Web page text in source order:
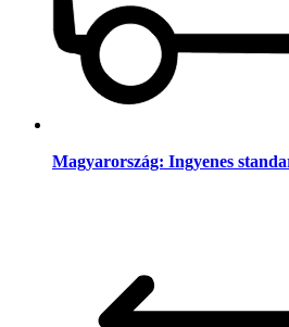
Magyarország: Ingyenes